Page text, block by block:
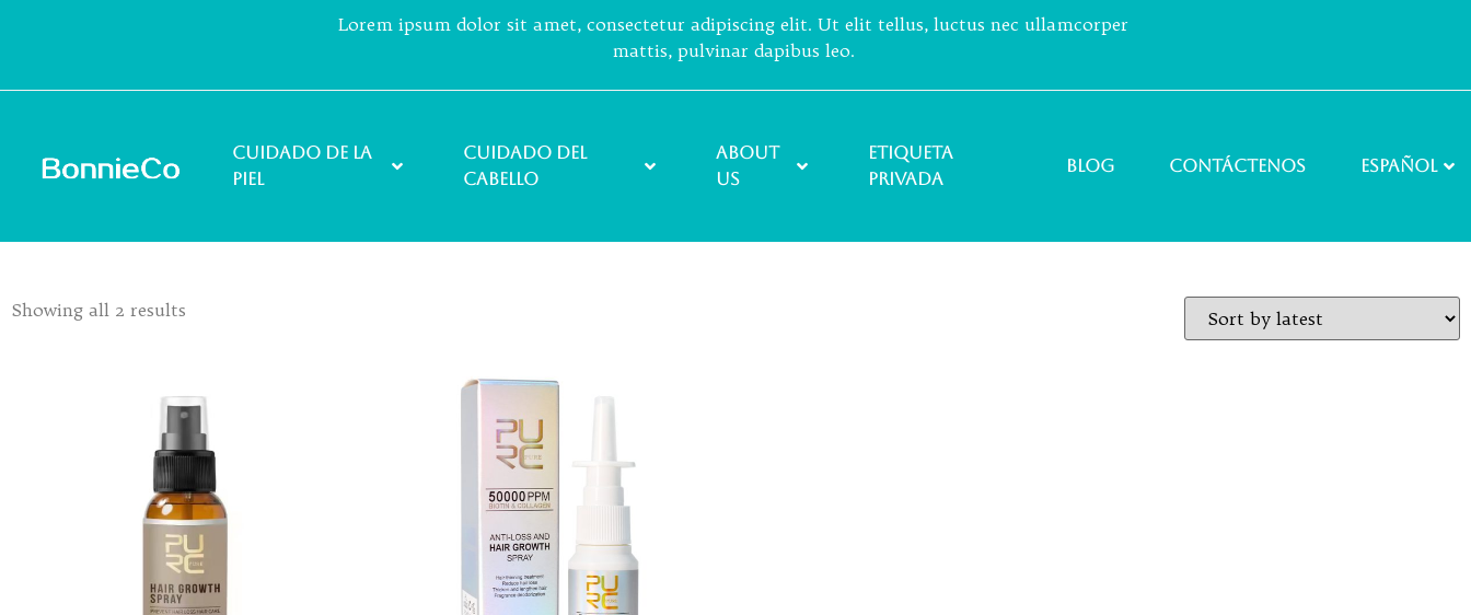
Lorem ipsum dolor sit amet, consectetur adipiscing elit. Ut elit tellus, luctus nec ullamcorper
mattis, pulvinar dapibus leo.
Cuidado de la
piel
Cuidado del
cabello
About
Us
ETIQUETA
PRIVADA
Blog Contáctenos Español
Showing all 2 results